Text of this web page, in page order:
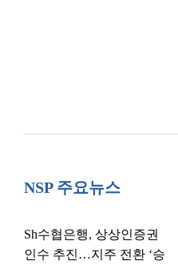
NSP 주요뉴스
Sh수협은행, 상상인증권
인수 추진…지주 전환 ‘승